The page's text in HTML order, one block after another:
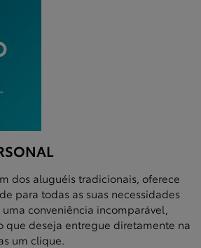
dos aluguéis tradicionais, oferece
para todas as suas necessidades
conveniência incomparável,
que deseja entregue diretamente na
um clique.